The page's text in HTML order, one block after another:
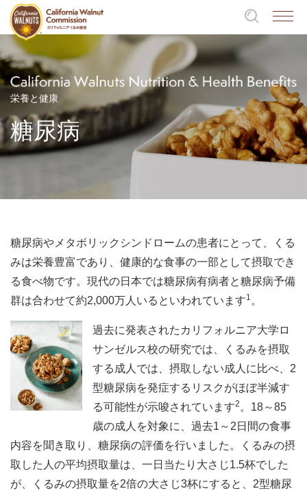
栄養と健康
糖尿病
糖尿病やメタボリックシンドロームの患者にとって、くる
みは栄養豊富であり、健康的な食事の一部として摂取でき
る食べ物です。現代の日本では糖尿病有病者と糖尿病予備
群は合わせて約2,000万人いるといわれています1 。
過去に発表されたカリフォルニア大学ロ
サンゼルス校の研究では、くるみを摂取
する成人では、摂取しない成人に比べ、2
型糖尿病を発症するリスクがほぼ半減す
る可能性が示唆されています2 。18～85
歳の成人を対象に、過去1～2日間の食事
内容を聞き取り、糖尿病の評価を行いました。くるみの摂
取した人の平均摂取量は、一日当たり大さじ1.5杯でした
が、くるみの摂取量を2倍の大さじ3杯にすると、2型糖尿